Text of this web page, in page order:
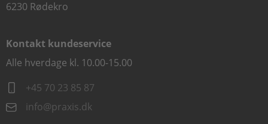
6230 Rødekro
Kontakt kundeservice
Alle hverdage kl. 10.00-15.00
+45 70 23 85 87
info@praxis.dk